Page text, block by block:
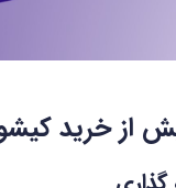
از خرید